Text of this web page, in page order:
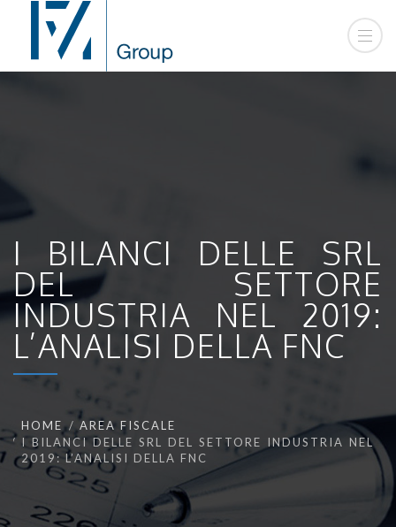
I BILANCI DELLE SRL
DEL SETTORE
INDUSTRIA NEL 2019:
L’ANALISI DELLA FNC
HOME
AREA FISCALE
I BILANCI DELLE SRL DEL SETTORE INDUSTRIA NEL
2019: L’ANALISI DELLA FNC